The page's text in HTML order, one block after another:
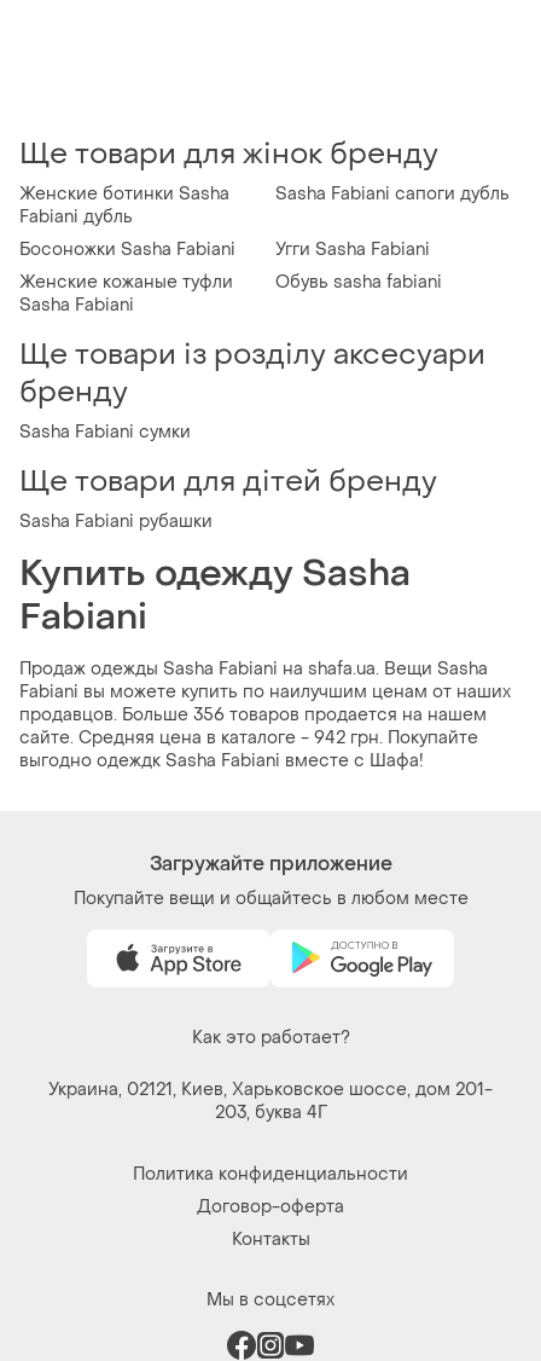
Ще товари для жінок бренду
Женские ботинки Sasha
Fabiani дубль
Sasha Fabiani сапоги дубль
Босоножки Sasha Fabiani
Угги Sasha Fabiani
Женские кожаные туфли
Sasha Fabiani
Обувь sasha fabiani
Ще товари із розділу аксесуари
бренду
Sasha Fabiani сумки
Ще товари для дітей бренду
Sasha Fabiani рубашки
Купить одежду Sasha
Fabiani
Продаж одежды Sasha Fabiani на shafa.ua. Вещи Sasha
Fabiani вы можете купить по наилучшим ценам от наших
продавцов. Больше 356 товаров продается на нашем
сайте. Средняя цена в каталоге - 942 грн. Покупайте
выгодно одеждк Sasha Fabiani вместе с Шафа!
Загружайте приложение
Покупайте вещи и общайтесь в любом месте
Как это работает?
Украина, 02121, Киев, Харьковское шоссе, дом 201-
203, буква 4Г
Политика конфиденциальности
Договор-оферта
Контакты
Мы в соцсетях